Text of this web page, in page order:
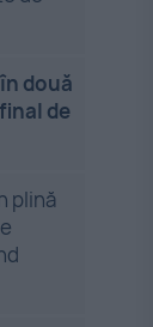
două
de
plină